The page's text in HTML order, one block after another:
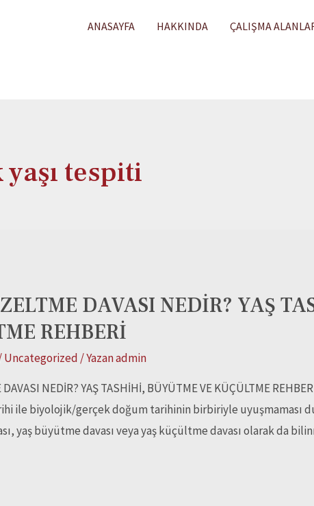
ANASAYFA HAKKINDA ÇALIŞMA
tespiti
DAVASI NEDİR? YAŞ
REHBERİ
Uncategorized/ Yazanadmin
DAVASI NEDİR? YAŞ TASHİHİ, BÜYÜTME VE KÜÇÜLTME
ile biyolojik/gerçek doğum tarihinin birbiriyle uyuşmaması
yaş büyütme davası veya yaş küçültme davası olarak da